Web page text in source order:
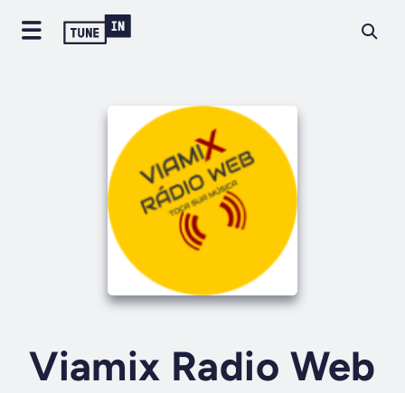
Viamix Radio Web